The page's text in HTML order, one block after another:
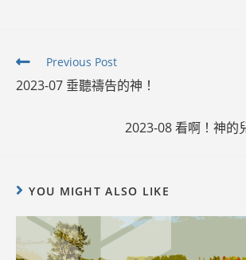
Read
articles
Previous Post
2023-07 垂聽禱告的神！
2023-08 看啊！神的
YOU MIGHT ALSO LIKE